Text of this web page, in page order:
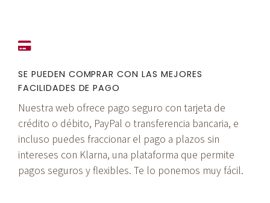
SE PUEDEN COMPRAR CON LAS MEJORES
FACILIDADES DE PAGO
Nuestra web ofrece pago seguro con tarjeta de
crédito o débito, PayPal o transferencia bancaria, e
incluso puedes fraccionar el pago a plazos sin
intereses con Klarna, una plataforma que permite
pagos seguros y flexibles. Te lo ponemos muy fácil.